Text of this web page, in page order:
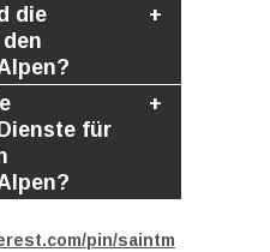
die
für
pin/saintm